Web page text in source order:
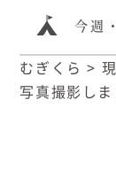
今週
むぎくら >
写真撮影しま